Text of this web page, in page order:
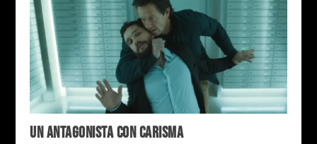
UN ANTAGONISTA CON CARISMA